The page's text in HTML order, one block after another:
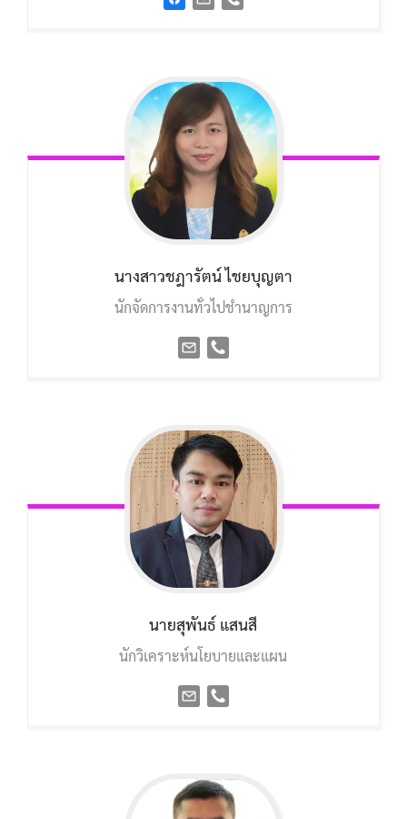
นางสาวชฎารัตน์ ไชยบุญตา
นักจัดการงานทั่วไปชำนาญการ
นายสุพันธ์ แสนสี
นักวิเคราะห์นโยบายและแผน